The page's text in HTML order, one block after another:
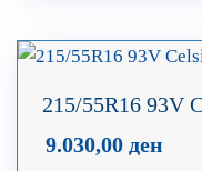
215/55R16 93V
9.030,00 ден